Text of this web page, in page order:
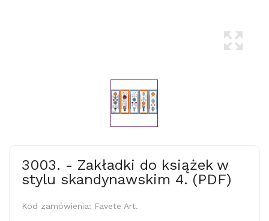
3003. - Zakładki do książek w
stylu skandynawskim 4. (PDF)
Kod zamówienia: Favete Art.